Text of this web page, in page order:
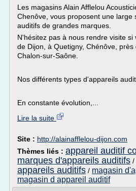
Les magasins Alain Afflelou
Chenôve, vous proposent une large
auditifs de grandes marques.
N'hésitez pas à nous rendre visite
de Dijon, à Quetigny, Chénôve, près
Chalon-sur-Saône.
Nos différents types d'appareils
En constante évolution,...
Lire la suite
Site : http://alainafflelou-dijon.com
Thèmes liés : appareil auditif
marques d'appareils auditifs /
appareils auditifs / magasin
magasin d appareil auditif